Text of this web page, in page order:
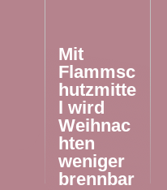
Mit
Flammsc
hutzmitte
l wird
Weihnac
hten
weniger
brennbar